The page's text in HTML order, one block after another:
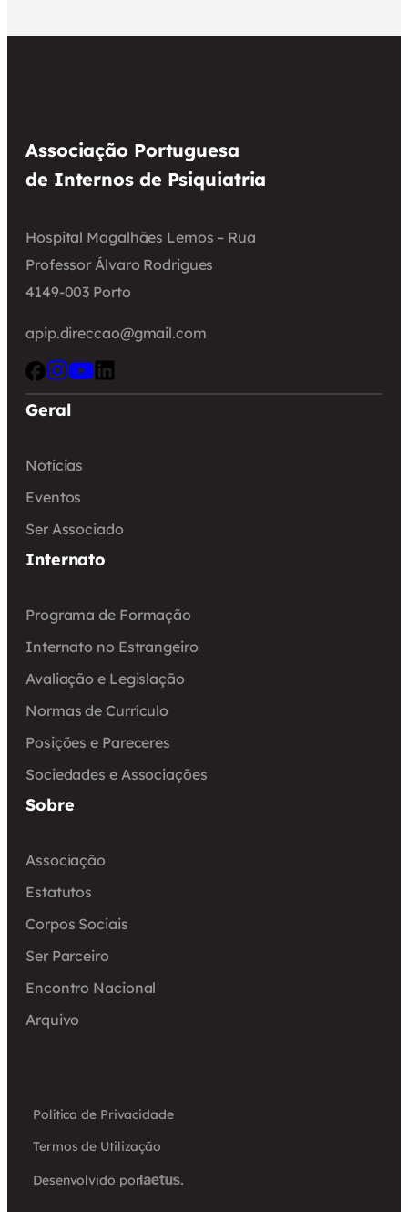
Associação Portuguesa
de Internos de Psiquiatria
Hospital Magalhães Lemos – Rua
Professor Álvaro Rodrigues
4149-003 Porto
apip.direccao@gmail.com
Geral
Notícias
Eventos
Ser Associado
Internato
Programa de Formação
Internato no Estrangeiro
Avaliação e Legislação
Normas de Currículo
Posições e Pareceres
Sociedades e Associações
Sobre
Associação
Estatutos
Corpos Sociais
Ser Parceiro
Encontro Nacional
Arquivo
Política de Privacidade
Termos de Utilização
Desenvolvido por